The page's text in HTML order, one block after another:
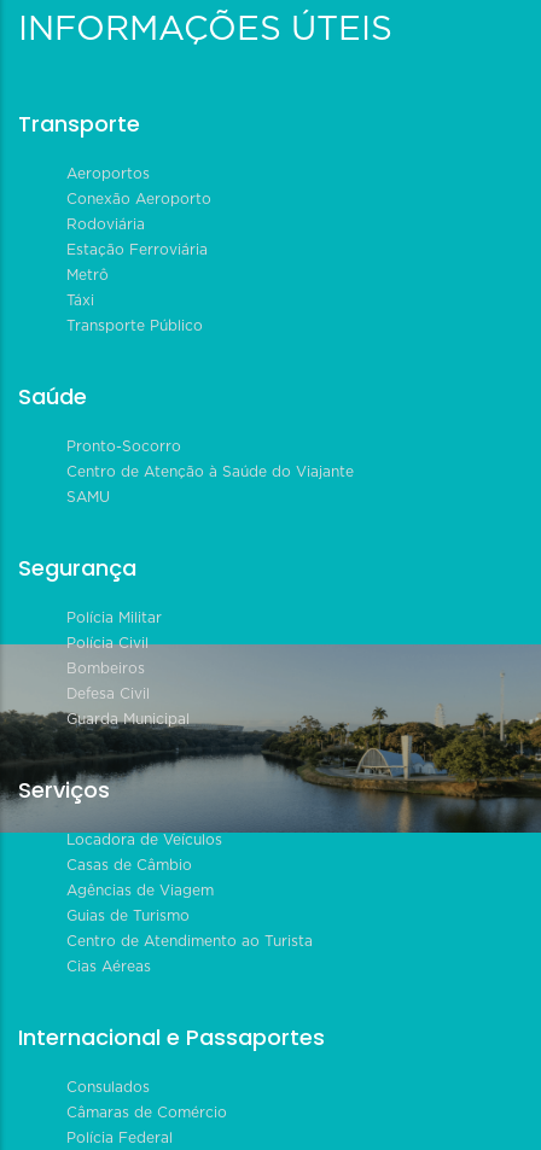
INFORMAÇÕES ÚTEIS
Transporte
Aeroportos
Conexão Aeroporto
Rodoviária
Estação Ferroviária
Metrô
Táxi
Transporte Público
Saúde
Pronto-Socorro
Centro de Atenção à Saúde do Viajante
SAMU
Segurança
Polícia Militar
Polícia Civil
Bombeiros
Defesa Civil
Guarda Municipal
Serviços
Locadora de Veículos
Casas de Câmbio
Agências de Viagem
Guias de Turismo
Centro de Atendimento ao Turista
Cias Aéreas
Internacional e Passaportes
Consulados
Câmaras de Comércio
Polícia Federal